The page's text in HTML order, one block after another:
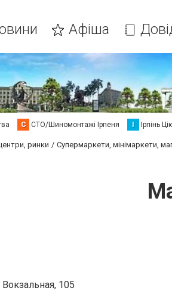
Афіша
С СТО/Шиномонтажі Ірпеня І Ірпінь
ринки Супермаркети, мінімаркети,
105